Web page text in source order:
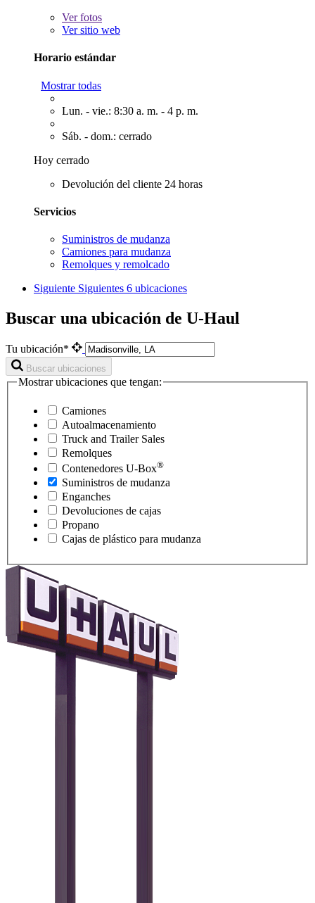
Verfotos
Ver sitio web
Horario estándar
Mostrar todas
Lun. - vie.: 8:30 a. m. - 4 p. m.
Sáb. - dom.: cerrado
Hoy cerrado
Devolución del cliente 24 horas
Servicios
Suministros de mudanza
Camiones para mudanza
Remolques y remolcado
Siguiente Siguientes 6 ubicaciones
Buscar una ubicación de U-Haul
Tu ubicación*
Buscar ubicaciones
Mostrar ubicaciones que tengan:
Camiones
Autoalmacenamiento
Truck and Trailer Sales
Remolques
Contenedores U-Box®
Suministros de mudanza
Enganches
Devoluciones de cajas
Propano
Cajas de plástico para mudanza